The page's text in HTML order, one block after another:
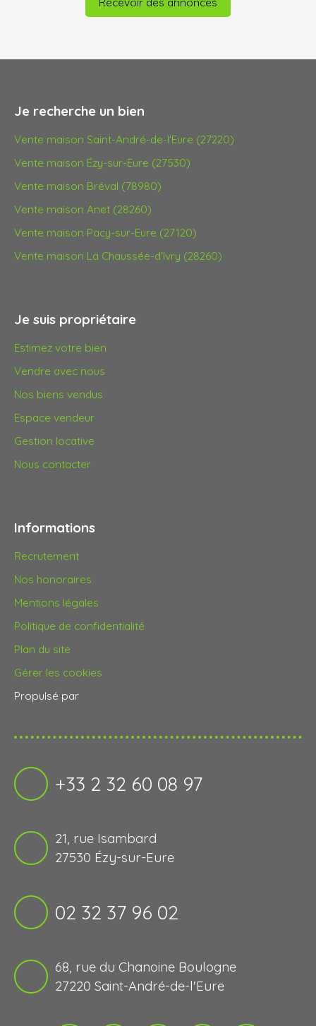
Je recherche un bien
Vente maison Saint-André-de-l'Eure (27220)
Vente maison Ézy-sur-Eure (27530)
Vente maison Bréval (78980)
Vente maison Anet (28260)
Vente maison Pacy-sur-Eure (27120)
Vente maison La Chaussée-d'Ivry (28260)
Je suis propriétaire
Estimez votre bien
Vendre avec nous
Nos biens vendus
Espace vendeur
Gestion locative
Nous contacter
Informations
Recrutement
Nos honoraires
Mentions légales
Politique de confidentialité
Plan du site
Gérer les cookies
Propulsé par
+33 2 32 60 08 97
21, rue Isambard
27530 Ézy-sur-Eure
02 32 37 96 02
68, rue du Chanoine Boulogne
27220 Saint-André-de-l'Eure